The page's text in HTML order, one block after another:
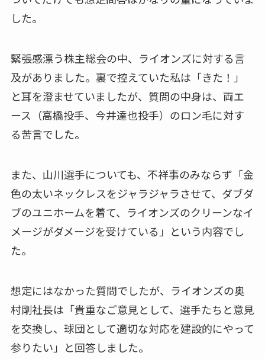
した。
緊張感漂う株主総会の中、ライオンズに対する言
及がありました。裏で控えていた私は「きた！」
と耳を澄ませていましたが、質問の中身は、両エ
ース（高橋投手、今井達也投手）のロン毛に対す
る苦言でした。
また、山川選手についても、不祥事のみならず「金
色の太いネックレスをジャラジャラさせて、ダブダ
ブのユニホームを着て、ライオンズのクリーンなイ
メージがダメージを受けている」という内容でし
た。
想定にはなかった質問でしたが、ライオンズの奥
村剛社長は「貴重なご意見として、選手たちと意見
を交換し、球団として適切な対応を建設的にやって
参りたい」と回答しました。